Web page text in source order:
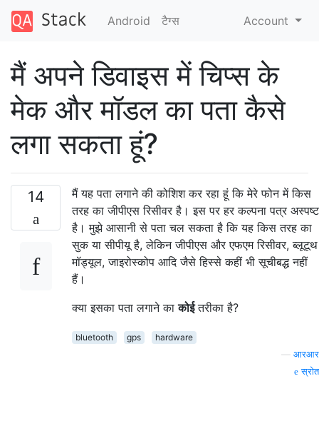
Android टैग्‍स Account
मैं अपने डिवाइस में चिप्स के
मेक और मॉडल का पता कैसे
लगा सकता हूं?
14
मैं यह पता लगाने की कोशिश कर रहा हूं कि मेरे फोन में किस
तरह का जीपीएस रिसीवर है। इस पर हर कल्पना पत्र अस्पष्ट
है। मुझे आसानी से पता चल सकता है कि यह किस तरह का
सुक या सीपीयू है, लेकिन जीपीएस और एफएम रिसीवर, ब्लूटूथ
मॉड्यूल, जाइरोस्कोप आदि जैसे हिस्से कहीं भी सूचीबद्ध नहीं
हैं।
क्या इसका पता लगाने काकोईतरीका है?
bluetooth gps
hardware
आरआर
स्रोत